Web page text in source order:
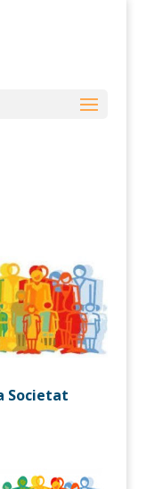
Societat